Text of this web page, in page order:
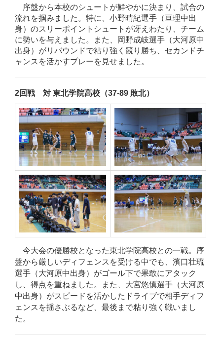
序盤から本校のシュートが鮮やかに決まり、試合の
流れを掴みました。特に、小野晴紀選手（亘理中出
身）のスリーポイントシュートが冴えわたり、チーム
に勢いを与えました。また、岡野成岐選手（大河原中
出身）がリバウンドで粘り強く競り勝ち、セカンドチ
ャンスを活かすプレーを見せました。
2回戦 対 東北学院高校（37-89 敗北）
今大会の優勝校となった東北学院高校との一戦。序
盤から厳しいディフェンスを受ける中でも、濱口壮琉
選手（大河原中出身）がゴール下で果敢にアタック
し、得点を重ねました。また、大宮悠慎選手（大河原
中出身）がスピードを活かしたドライブで相手ディフ
ェンスを揺さぶるなど、最後まで粘り強く戦いまし
た。